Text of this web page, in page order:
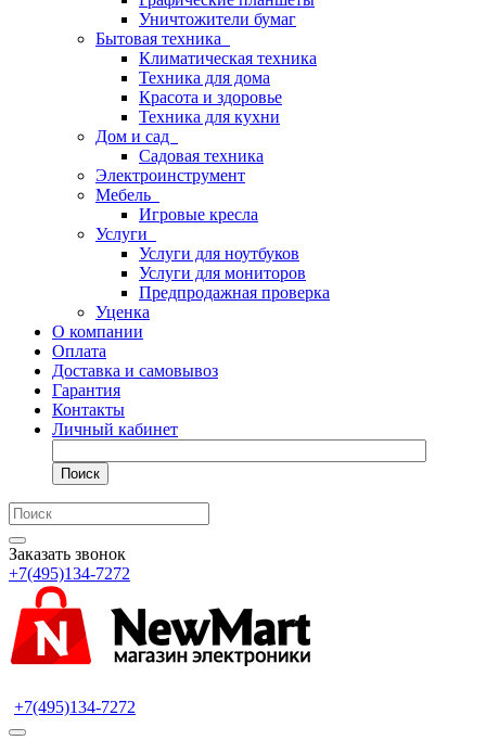
Уничтожители бумаг
Бытовая техника
Климатическая техника
Техника для дома
Красота и здоровье
Техника для кухни
Дом и сад
Садовая техника
Электроинструмент
Мебель
Игровые кресла
Услуги
Услуги для ноутбуков
Услуги для мониторов
Предпродажная проверка
Уценка
О компании
Оплата
Доставка и самовывоз
Гарантия
Контакты
Личный кабинет
Поиск
Заказать звонок
+7(495)134-7272
+7(495)134-7272